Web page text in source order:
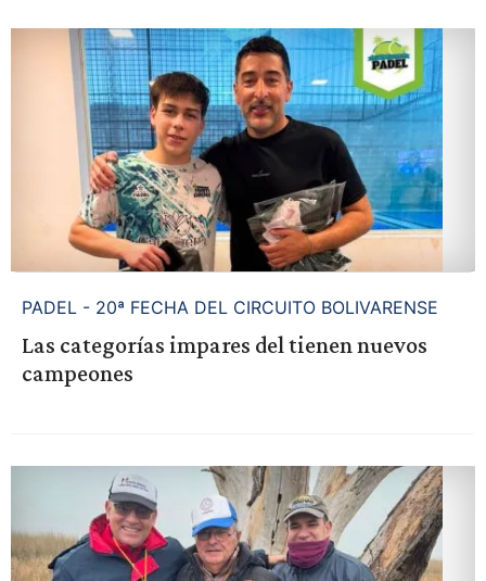
PADEL - 20ª FECHA DEL CIRCUITO BOLIVARENSE
Las categorías impares del tienen nuevos
campeones